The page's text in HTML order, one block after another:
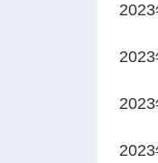
2023
2023
2023
2023